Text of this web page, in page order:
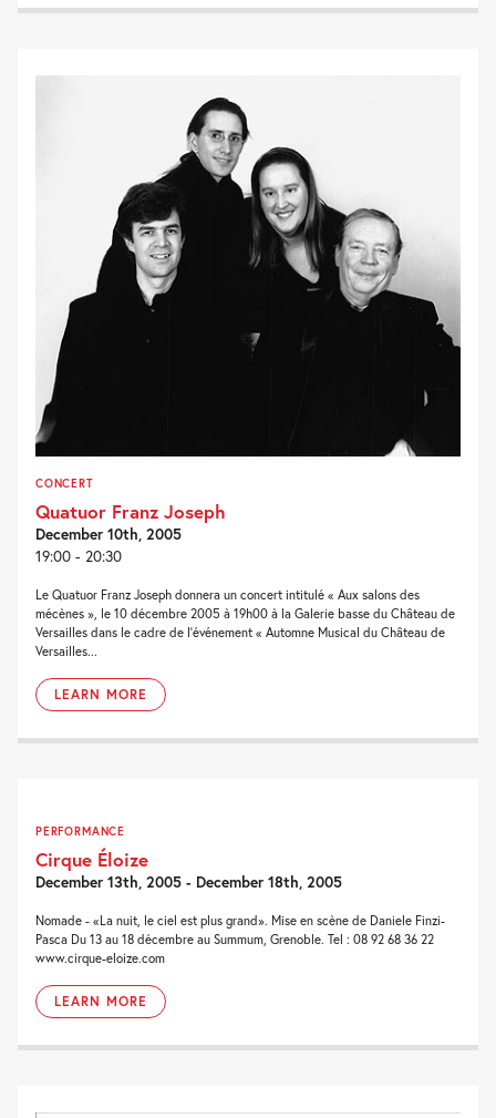
CONCERT
Quatuor Franz Joseph
December 10th, 2005
19:00 - 20:30
Le Quatuor Franz Joseph donnera un concert intitulé « Aux salons des
mécènes », le 10 décembre 2005 à 19h00 à la Galerie basse du Château de
Versailles dans le cadre de l’événement « Automne Musical du Château de
Versailles...
LEARN MORE
PERFORMANCE
Cirque Éloize
December 13th, 2005 - December 18th, 2005
Nomade - «La nuit, le ciel est plus grand». Mise en scène de Daniele Finzi-
Pasca Du 13 au 18 décembre au Summum, Grenoble. Tel : 08 92 68 36 22
www.cirque-eloize.com
LEARN MORE